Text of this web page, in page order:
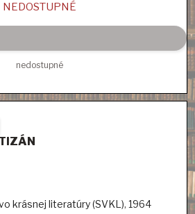
NEDOSTUPNÉ
nedostupné
krásnej literatúry (SVKL), 1964